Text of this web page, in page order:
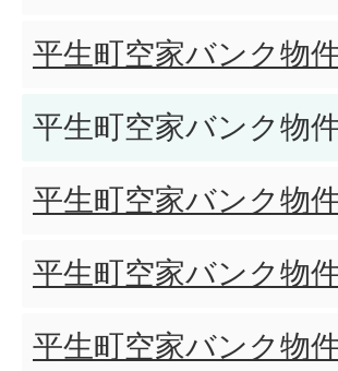
平生町空家バンク物
平生町空家バンク物
平生町空家バンク物
平生町空家バンク物
平生町空家バンク物